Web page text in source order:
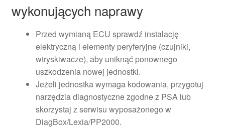
wykonujących naprawy
Przed wymianą ECU sprawdź instalację
elektryczną i elementy peryferyjne (czujniki,
wtryskiwacze), aby uniknąć ponownego
uszkodzenia nowej jednostki.
Jeżeli jednostka wymaga kodowania, przygotuj
narzędzia diagnostyczne zgodne z PSA lub
skorzystaj z serwisu wyposażonego w
DiagBox/Lexia/PP2000.